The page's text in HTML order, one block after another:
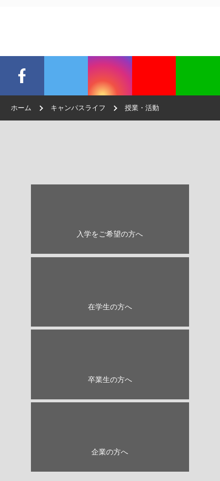
社学連携
クリエイティブプロジェクト
課外活動
キャリアデザイン
ピックアップ
ホーム キャンパスライフ 授業・活動
入学をご希望の方へ
在学生の方へ
卒業生の方へ
企業の方へ